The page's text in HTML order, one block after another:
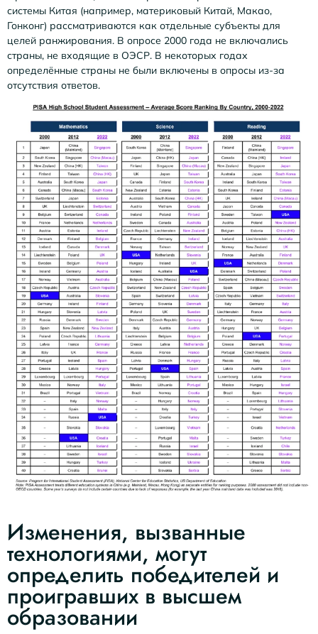
системы Китая (например, материковый Китай, Макао,
Гонконг) рассматриваются как отдельные субъекты для
целей ранжирования. В опросе 2000 года не включались
страны, не входящие в ОЭСР. В некоторых годах
определённые страны не были включены в опросы из-за
отсутствия ответов.
Изменения, вызванные
технологиями, могут
определить победителей и
проигравших в высшем
образовании